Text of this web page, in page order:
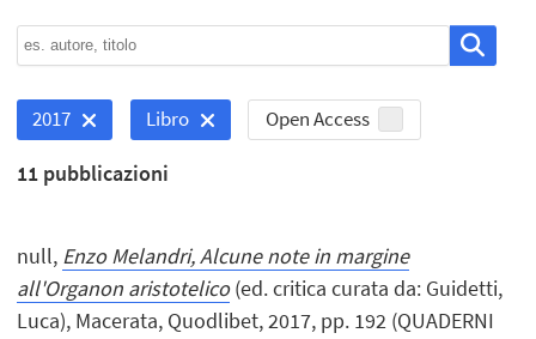
2017 Libro Open Access
11 pubblicazioni
null, Enzo Melandri, Alcune note in margine
all'Organon aristotelico(ed. critica curata da: Guidetti,
Luca), Macerata, Quodlibet, 2017, pp. 192 (QUADERNI